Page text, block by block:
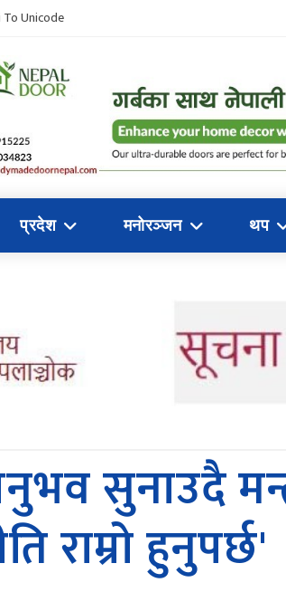
Unicode
प्रदेश मनोरञ्जन थप
सुनाउदै
राम्रो हुनुपर्छ'